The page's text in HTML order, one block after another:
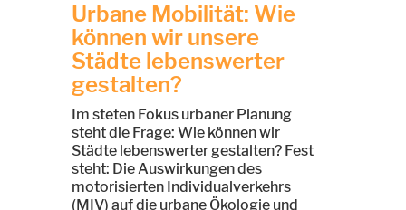
Urbane Mobilität: Wie
können wir unsere
Städte lebenswerter
gestalten?
Im steten Fokus urbaner Planung
steht die Frage: Wie können wir
Städte lebenswerter gestalten? Fest
steht: Die Auswirkungen des
motorisierten Individualverkehrs
(MIV) auf die urbane Ökologie und